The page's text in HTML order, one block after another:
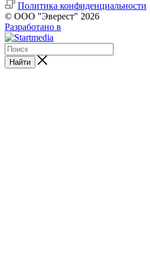
Политика конфиденциальности
© ООО "Эверест" 2026
Разработано в
Найти